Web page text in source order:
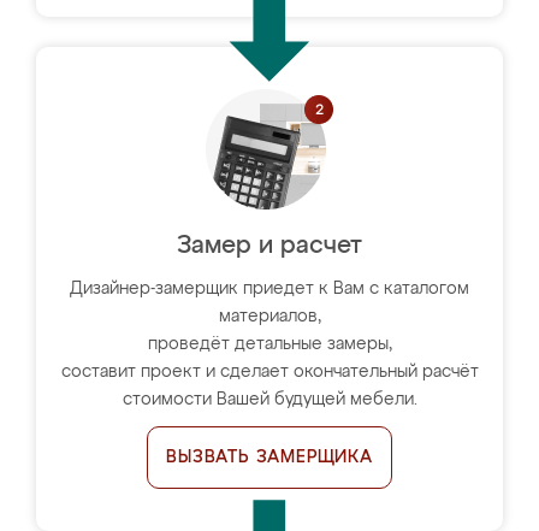
Замер и расчет
Дизайнер-замерщик приедет к Вам с каталогом
материалов,
проведёт детальные замеры,
составит проект и сделает окончательный расчёт
стоимости Вашей будущей мебели.
ВЫЗВАТЬ ЗАМЕРЩИКА